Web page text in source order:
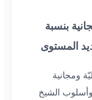
بنسبة
ومجانية
وأسلوب الشيخ